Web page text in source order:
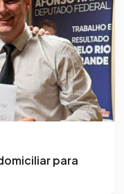
para